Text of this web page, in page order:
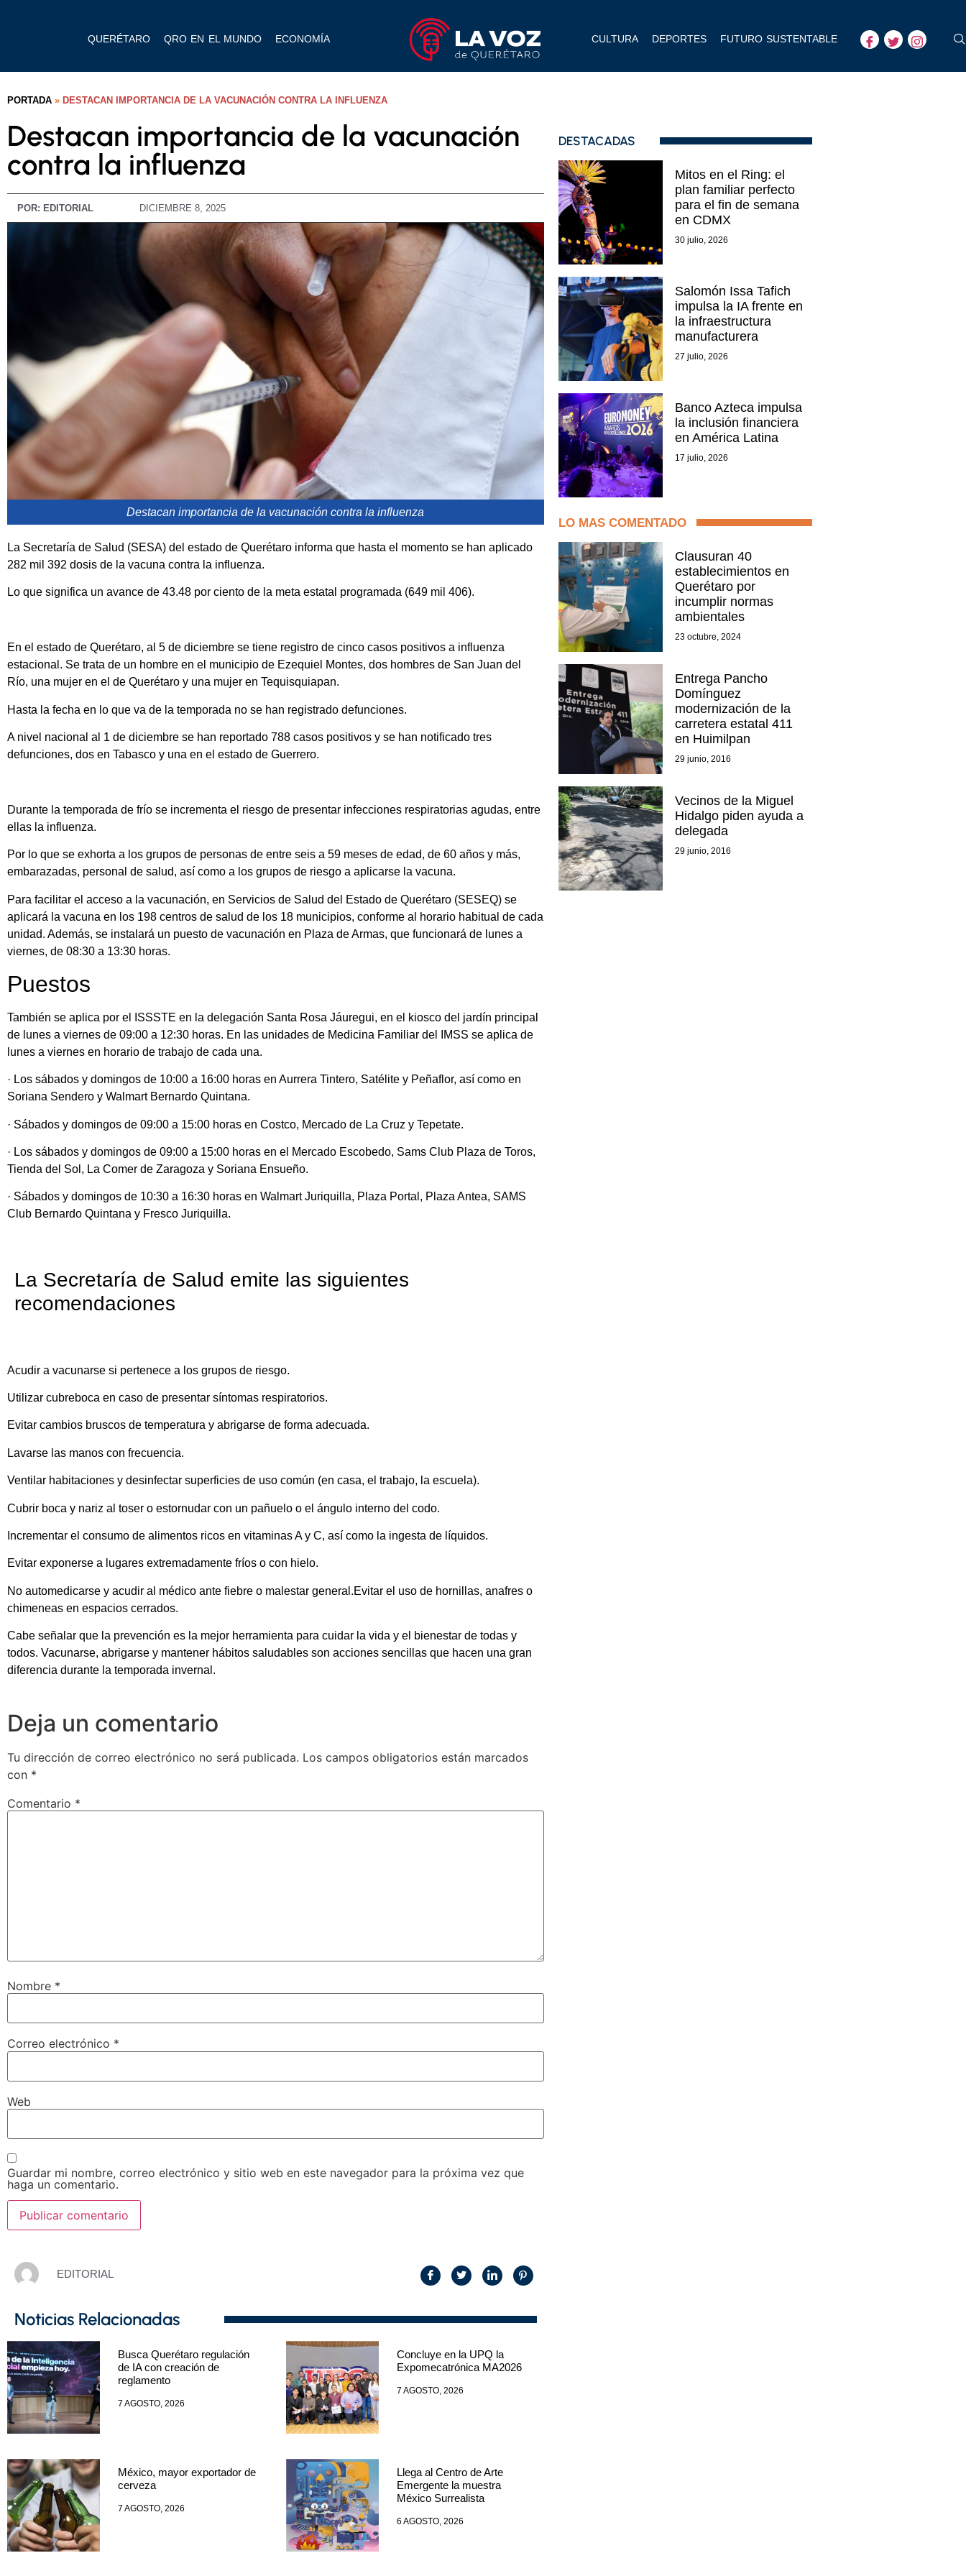
QUERÉTARO QRO EN EL MUNDO ECONOMÍA CULTURA DEPORTES FUTURO SUSTENTABLE
PORTADA » DESTACAN IMPORTANCIA DE LA VACUNACIÓN CONTRA LA INFLUENZA
Destacan importancia de la vacunación
contra la influenza
POR: EDITORIAL DICIEMBRE 8, 2025
Destacan importancia de la vacunación contra la influenza
La Secretaría de Salud (SESA) del estado de Querétaro informa que hasta el momento se han aplicado
282 mil 392 dosis de la vacuna contra la influenza.
Lo que significa un avance de 43.48 por ciento de la meta estatal programada (649 mil 406).
En el estado de Querétaro, al 5 de diciembre se tiene registro de cinco casos positivos a influenza
estacional. Se trata de un hombre en el municipio de Ezequiel Montes, dos hombres de San Juan del
Río, una mujer en el de Querétaro y una mujer en Tequisquiapan.
Hasta la fecha en lo que va de la temporada no se han registrado defunciones.
A nivel nacional al 1 de diciembre se han reportado 788 casos positivos y se han notificado tres
defunciones, dos en Tabasco y una en el estado de Guerrero.
Durante la temporada de frío se incrementa el riesgo de presentar infecciones respiratorias agudas, entre
ellas la influenza.
Por lo que se exhorta a los grupos de personas de entre seis a 59 meses de edad, de 60 años y más,
embarazadas, personal de salud, así como a los grupos de riesgo a aplicarse la vacuna.
Para facilitar el acceso a la vacunación, en Servicios de Salud del Estado de Querétaro (SESEQ) se
aplicará la vacuna en los 198 centros de salud de los 18 municipios, conforme al horario habitual de cada
unidad. Además, se instalará un puesto de vacunación en Plaza de Armas, que funcionará de lunes a
viernes, de 08:30 a 13:30 horas.
Puestos
También se aplica por el ISSSTE en la delegación Santa Rosa Jáuregui, en el kiosco del jardín principal
de lunes a viernes de 09:00 a 12:30 horas. En las unidades de Medicina Familiar del IMSS se aplica de
lunes a viernes en horario de trabajo de cada una.
· Los sábados y domingos de 10:00 a 16:00 horas en Aurrera Tintero, Satélite y Peñaflor, así como en
Soriana Sendero y Walmart Bernardo Quintana.
· Sábados y domingos de 09:00 a 15:00 horas en Costco, Mercado de La Cruz y Tepetate.
· Los sábados y domingos de 09:00 a 15:00 horas en el Mercado Escobedo, Sams Club Plaza de Toros,
Tienda del Sol, La Comer de Zaragoza y Soriana Ensueño.
· Sábados y domingos de 10:30 a 16:30 horas en Walmart Juriquilla, Plaza Portal, Plaza Antea, SAMS
Club Bernardo Quintana y Fresco Juriquilla.
La Secretaría de Salud emite las siguientes
recomendaciones
Acudir a vacunarse si pertenece a los grupos de riesgo.
Utilizar cubreboca en caso de presentar síntomas respiratorios.
Evitar cambios bruscos de temperatura y abrigarse de forma adecuada.
Lavarse las manos con frecuencia.
Ventilar habitaciones y desinfectar superficies de uso común (en casa, el trabajo, la escuela).
Cubrir boca y nariz al toser o estornudar con un pañuelo o el ángulo interno del codo.
Incrementar el consumo de alimentos ricos en vitaminas A y C, así como la ingesta de líquidos.
Evitar exponerse a lugares extremadamente fríos o con hielo.
No automedicarse y acudir al médico ante fiebre o malestar general.Evitar el uso de hornillas, anafres o
chimeneas en espacios cerrados.
Cabe señalar que la prevención es la mejor herramienta para cuidar la vida y el bienestar de todas y
todos. Vacunarse, abrigarse y mantener hábitos saludables son acciones sencillas que hacen una gran
diferencia durante la temporada invernal.
Deja un comentario
Tu dirección de correo electrónico no será publicada. Los campos obligatorios están marcados
con *
Comentario *
Nombre *
Correo electrónico *
Web
Guardar mi nombre, correo electrónico y sitio web en este navegador para la próxima vez que
haga un comentario.
EDITORIAL
Noticias Relacionadas
Busca Querétaro regulación
de IA con creación de
reglamento
7 AGOSTO, 2026
Concluye en la UPQ la
Expomecatrónica MA2026
7 AGOSTO, 2026
México, mayor exportador de
cerveza
7 AGOSTO, 2026
Llega al Centro de Arte
Emergente la muestra
México Surrealista
6 AGOSTO, 2026
DESTACADAS
Mitos en el Ring: el
plan familiar perfecto
para el fin de semana
en CDMX
30 julio, 2026
Salomón Issa Tafich
impulsa la IA frente en
la infraestructura
manufacturera
27 julio, 2026
Banco Azteca impulsa
la inclusión financiera
en América Latina
17 julio, 2026
LO MAS COMENTADO
Clausuran 40
establecimientos en
Querétaro por
incumplir normas
ambientales
23 octubre, 2024
Entrega Pancho
Domínguez
modernización de la
carretera estatal 411
en Huimilpan
29 junio, 2016
Vecinos de la Miguel
Hidalgo piden ayuda a
delegada
29 junio, 2016